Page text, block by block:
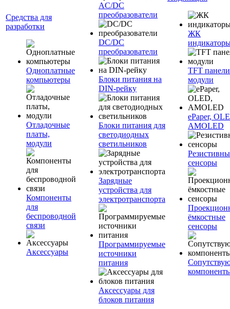
Средства для
разработки
Одноплатные
компьютеры
Отладочные
платы,
модули
Компоненты
для
беспроводной
связи
Аксессуары
AC/DC
преобразователи
DC/DC
преобразователи
Блоки питания на
DIN-рейку
Блоки питания для
светодиодных
светильников
Зарядные
устройства для
электротранспорта
Программируемые
источники
питания
Аксессуары для
блоков питания
ЖК
TFT
модули
ePaper,
AMOLED
сенсоры
ёмкостные
сенсоры